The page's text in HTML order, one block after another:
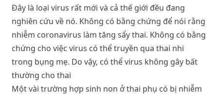
Đây là loại virus rất mới và cả thế giới đều đang
nghiên cứu về nó. Không có bằng chứng để nói rằng
nhiễm coronavirus làm tăng sẩy thai. Không có bằng
chứng cho việc virus có thể truyền qua thai nhi
trong bụng mẹ. Do vậy, có thể virus không gây bất
thường cho thai
Một vài trường hợp sinh non ở thai phụ có bị nhiễm